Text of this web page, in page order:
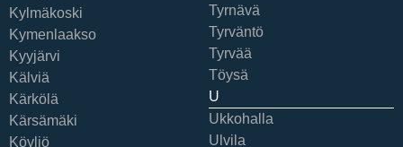
Kylmäkoski
Kymenlaakso
Kyyjärvi
Kälviä
Kärkölä
Kärsämäki
Köyliö
Tyrnävä
Tyrväntö
Tyrvää
Töysä
U
Ukkohalla
Ulvila